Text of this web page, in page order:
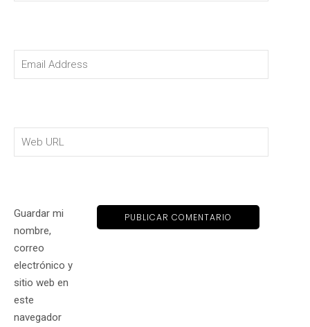
Guardar mi
nombre,
correo
electrónico y
sitio web en
este
navegador